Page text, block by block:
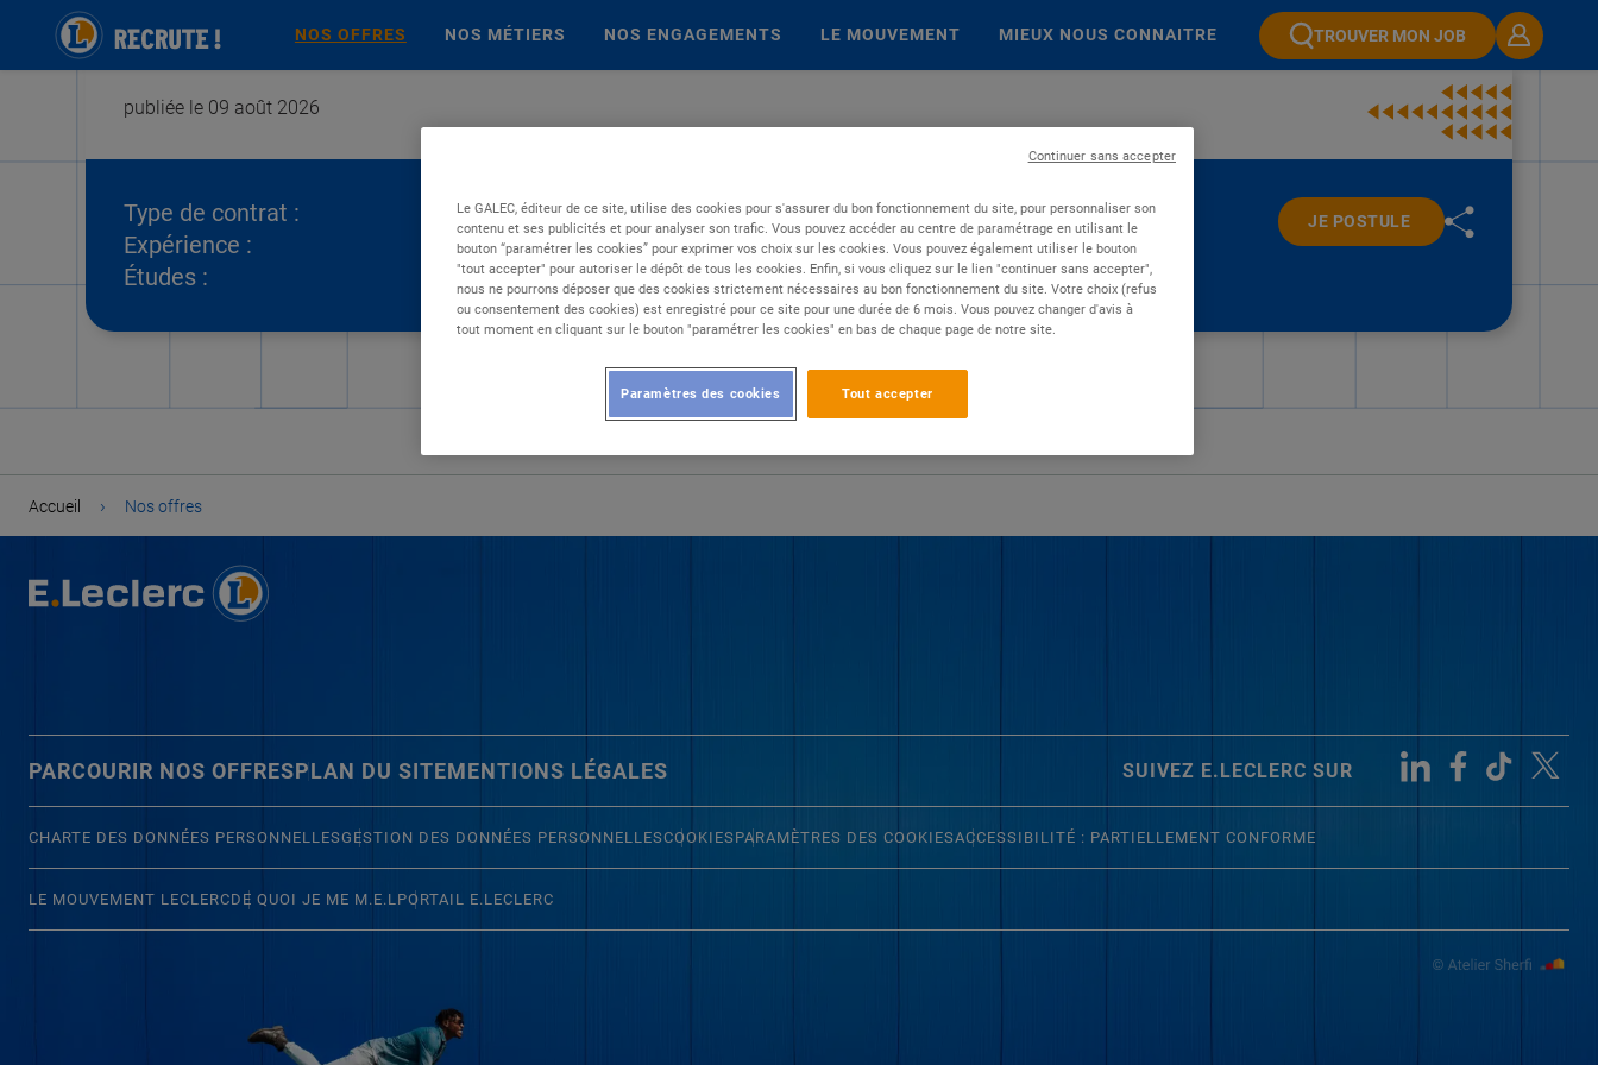
NOS OFFRES NOS MÉTIERS NOS ENGAGEMENTS LE MOUVEMENT MIEUX NOUS CONNAITRE TROUVER MON JOB
publiée le 09 août 2026
Type de contrat :
Expérience :
Études :
JE POSTULE
Accueil › Nos offres
PARCOURIR NOS OFFRESPLAN DU SITEMENTIONS LÉGALES SUIVEZ E.LECLERC SUR
CHARTE DES DONNÉES PERSONNELLESGESTION DES DONNÉES PERSONNELLESCOOKIES PARAMÈTRES DES COOKIESACCESSIBILITÉ : PARTIELLEMENT CONFORME
LE MOUVEMENT LECLERCDE QUOI JE ME M.E.LPORTAIL E.LECLERC
Le GALEC, éditeur de ce site, utilise des cookies pour s'assurer du bon fonctionnement du site, pour personnaliser son
contenu et ses publicités et pour analyser son trafic. Vous pouvez accéder au centre de paramétrage en utilisant le
bouton “paramétrer les cookies” pour exprimer vos choix sur les cookies. Vous pouvez également utiliser le bouton
"tout accepter" pour autoriser le dépôt de tous les cookies. Enfin, si vous cliquez sur le lien "continuer sans accepter",
nous ne pourrons déposer que des cookies strictement nécessaires au bon fonctionnement du site. Votre choix (refus
ou consentement des cookies) est enregistré pour ce site pour une durée de 6 mois. Vous pouvez changer d'avis à
tout moment en cliquant sur le bouton "paramétrer les cookies" en bas de chaque page de notre site.
Tout accepter
Paramètres des cookies
Continuer sans accepter